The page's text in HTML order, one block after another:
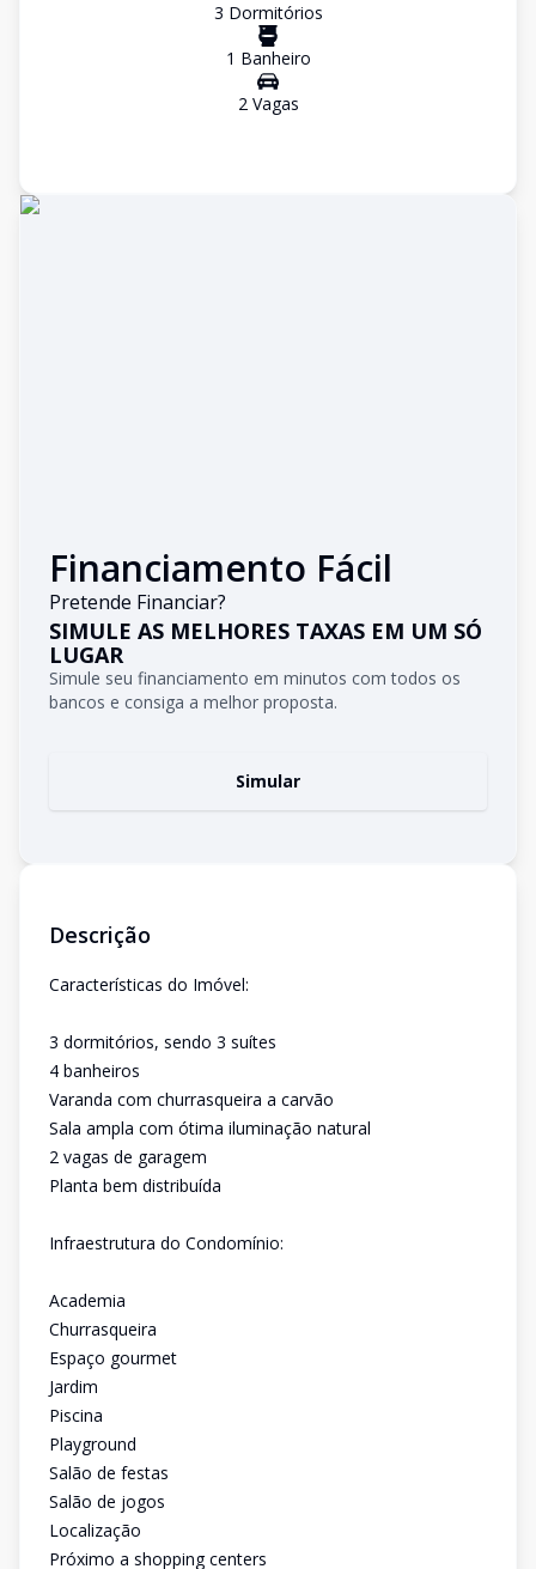
3 Dormitórios
1 Banheiro
2Vagas
Financiamento Fácil
Pretende Financiar?
SIMULE AS MELHORES TAXAS EM UM SÓ
LUGAR
Simule seu financiamento em minutos com todos os
bancos e consiga a melhor proposta.
Simular
Descrição
Características do Imóvel:
3 dormitórios, sendo 3 suítes
4 banheiros
Varanda com churrasqueira a carvão
Sala ampla com ótima iluminação natural
2 vagas de garagem
Planta bem distribuída
Infraestrutura do Condomínio:
Academia
Churrasqueira
Espaço gourmet
Jardim
Piscina
Playground
Salão de festas
Salão de jogos
Localização
Próximo a shopping centers